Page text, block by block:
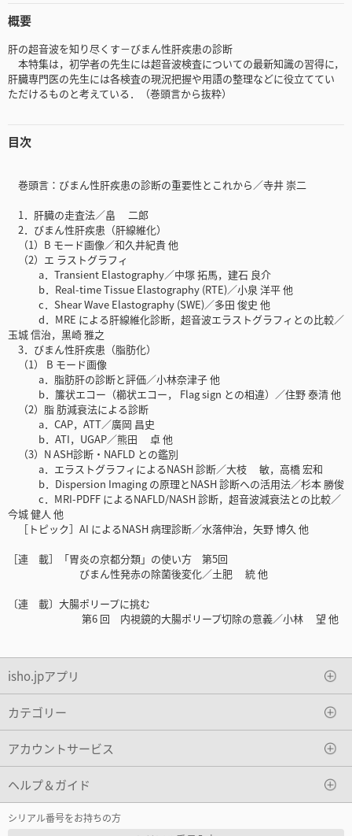
概要
肝の超音波を知り尽くす－びまん性肝疾患の診断
本特集は，初学者の先生には超音波検査についての最新知識の習得に，
肝臓専門医の先生には各検査の現況把握や用語の整理などに役立ててい
ただけるものと考えている．（巻頭言から抜粋）
目次
巻頭言：びまん性肝疾患の診断の重要性とこれから／寺井 崇二
1．肝臓の走査法／畠 二郎
2．びまん性肝疾患（肝線維化）
（1）B モード画像／和久井紀貴 他
（2）エ ラストグラフィ
a．Transient Elastography／中塚 拓馬，建石 良介
b．Real-time Tissue Elastography (RTE)／小泉 洋平 他
c．Shear Wave Elastography (SWE)／多田 俊史 他
d．MRE による肝線維化診断，超音波エラストグラフィとの比較／
玉城 信治，黒崎 雅之
3．びまん性肝疾患（脂肪化）
（1） B モード画像
a．脂肪肝の診断と評価／小林奈津子 他
b．簾状エコー（櫛状エコー， Flag sign との相違）／住野 泰清 他
（2）脂 肪減衰法による診断
a．CAP，ATT／廣岡 昌史
b．ATI，UGAP／熊田 卓 他
（3）N ASH診断・NAFLD との鑑別
a．エラストグラフィによるNASH 診断／大枝 敏，高橋 宏和
b．Dispersion Imaging の原理とNASH 診断への活用法／杉本 勝俊
c．MRI-PDFF によるNAFLD/NASH 診断，超音波減衰法との比較／
今城 健人 他
［トピック］AI によるNASH 病理診断／水落伸治，矢野 博久 他
［連 載］「胃炎の京都分類」の使い方 第5回
びまん性発赤の除菌後変化／土肥 統 他
〔連 載〕大腸ポリープに挑む
第6 回 内視鏡的大腸ポリープ切除の意義／小林 望 他
isho.jpアプリ
カテゴリー
アカウントサービス
ヘルプ＆ガイド
シリアル番号をお持ちの方